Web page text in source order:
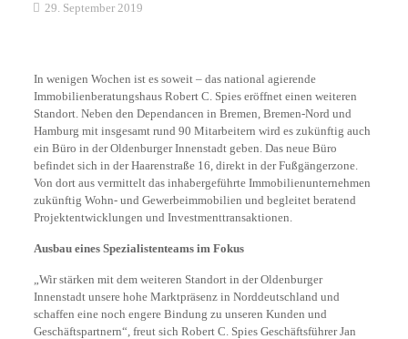
29. September 2019
In wenigen Wochen ist es soweit – das national agierende
Immobilienberatungshaus Robert C. Spies eröffnet einen weiteren
Standort. Neben den Dependancen in Bremen, Bremen-Nord und
Hamburg mit insgesamt rund 90 Mitarbeitern wird es zukünftig auch
ein Büro in der Oldenburger Innenstadt geben. Das neue Büro
befindet sich in der Haarenstraße 16, direkt in der Fußgängerzone.
Von dort aus vermittelt das inhabergeführte Immobilienunternehmen
zukünftig Wohn- und Gewerbeimmobilien und begleitet beratend
Projektentwicklungen und Investmenttransaktionen.
Ausbau eines Spezialistenteams im Fokus
„Wir stärken mit dem weiteren Standort in der Oldenburger
Innenstadt unsere hohe Marktpräsenz in Norddeutschland und
schaffen eine noch engere Bindung zu unseren Kunden und
Geschäftspartnern“, freut sich Robert C. Spies Geschäftsführer Jan